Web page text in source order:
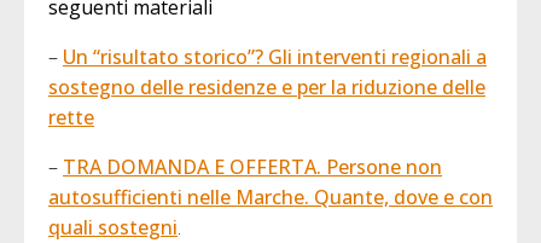
seguenti materiali
– Un “risultato storico”? Gli interventi regionali a
sostegno delle residenze e per la riduzione delle
rette
– TRA DOMANDA E OFFERTA. Persone non
autosufficienti nelle Marche. Quante, dove e con
quali sostegni.